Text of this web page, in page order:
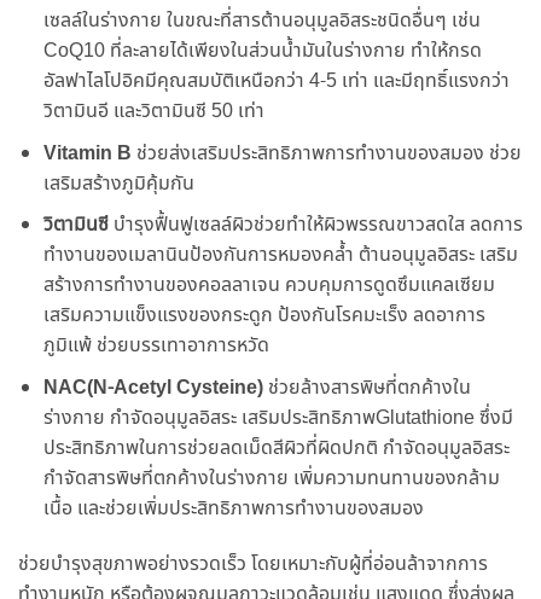
เซลล์ในร่างกาย ในขณะที่สารต้านอนุมูลอิสระชนิดอื่นๆ เช่น
CoQ10 ที่ละลายได้เพียงในส่วนน้ำมันในร่างกาย ทำให้กรด
อัลฟาไลโปอิคมีคุณสมบัติเหนือกว่า 4-5 เท่า และมีฤทธิ์แรงกว่า
วิตามินอี และวิตามินซี 50 เท่า
Vitamin B ช่วยส่งเสริมประสิทธิภาพการทำงานของสมอง ช่วย
เสริมสร้างภูมิคุ้มกัน
วิตามินซีบำรุงฟื้นฟูเซลล์ผิวช่วยทำให้ผิวพรรณขาวสดใส ลดการ
ทำงานของเมลานินป้องกันการหมองคล้ำ ต้านอนุมูลอิสระ เสริม
สร้างการทำงานของคอลลาเจน ควบคุมการดูดซึมแคลเซียม
เสริมความแข็งแรงของกระดูก ป้องกันโรคมะเร็ง ลดอาการ
ภูมิแพ้ ช่วยบรรเทาอาการหวัด
NAC(N-Acetyl Cysteine) ช่วยล้างสารพิษที่ตกค้างใน
ร่างกาย กำจัดอนุมูลอิสระ เสริมประสิทธิภาพGlutathione ซึ่งมี
ประสิทธิภาพในการช่วยลดเม็ดสีผิวที่ผิดปกติ กำจัดอนุมูลอิสระ
กำจัดสารพิษที่ตกค้างในร่างกาย เพิ่มความทนทานของกล้าม
เนื้อ และช่วยเพิ่มประสิทธิภาพการทำงานของสมอง
ช่วยบำรุงสุขภาพอย่างรวดเร็ว โดยเหมาะกับผู้ที่อ่อนล้าจากการ